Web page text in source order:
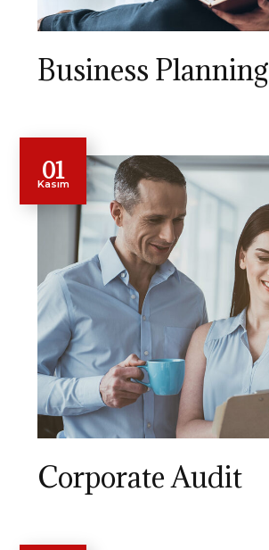
Business Planning
01
Kasım
Corporate Audit